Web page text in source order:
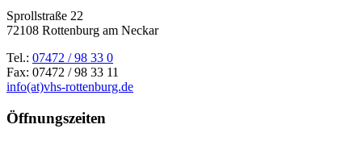
Sprollstraße 22
72108 Rottenburg am Neckar
Tel.: 07472 / 98 33 0
Fax: 07472 / 98 33 11
info(at)vhs-rottenburg.de
Öffnungszeiten